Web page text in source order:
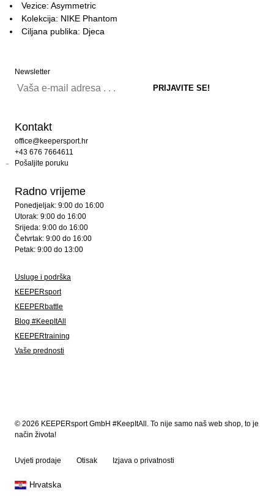
Vezice: Asymmetric
Kolekcija: NIKE Phantom
Ciljana publika: Djeca
Newsletter
Kontakt
office@keepersport.hr
+43 676 7664611
Pošaljite poruku
Radno vrijeme
Ponedjeljak: 9:00 do 16:00
Utorak: 9:00 do 16:00
Srijeda: 9:00 do 16:00
Četvrtak: 9:00 do 16:00
Petak: 9:00 do 13:00
Usluge i podrška
KEEPERsport
KEEPERbattle
Blog #KeepItAll
KEEPERtraining
Vaše prednosti
© 2026 KEEPERsport GmbH #KeepItAll. To nije samo naš web shop, to je
način života!
Uvjeti prodaje Otisak Izjava o privatnosti
Hrvatska